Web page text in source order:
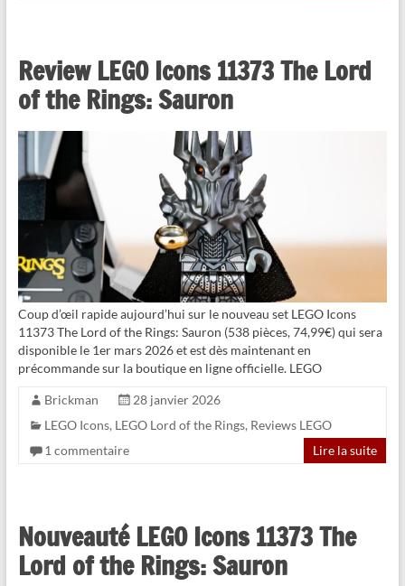
Review LEGO Icons 11373 The Lord
of the Rings: Sauron
Coup d’œil rapide aujourd’hui sur le nouveau set LEGO Icons
11373 The Lord of the Rings: Sauron (538 pièces, 74,99€) qui sera
disponible le 1er mars 2026 et est dès maintenant en
précommande sur la boutique en ligne officielle. LEGO
Brickman
28 janvier 2026
LEGO Icons, LEGO Lord of the Rings, Reviews LEGO
1 commentaire
Lire la suite
Nouveauté LEGO Icons 11373 The
Lord of the Rings: Sauron